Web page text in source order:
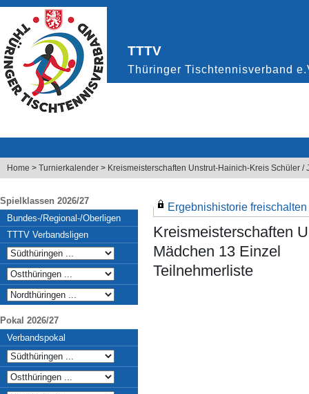
Home > Turnierkalender > Kreismeisterschaften Unstrut-Hainich-Kreis Schüler /
Spielklassen 2026/27
Bundes-/Regional-/Oberligen
TTTV Verbandsligen
Pokal 2026/27
Verbandspokal
Ergebnishistorie freischalten
Kreismeisterschaften
Mädchen 13 Einzel
Teilnehmerliste